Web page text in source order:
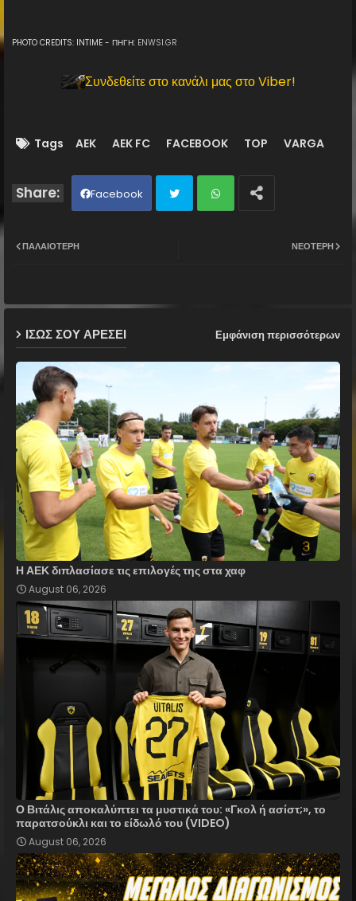
PHOTO CREDITS: INTIME - ΠΗΓΗ: ENWSI.GR
Συνδεθείτε στο κανάλι μας στο Viber!
Tags AEK AEK FC FACEBOOK TOP VARGA
Facebook
p
ΝΕΌΤΕΡΗ
ΠΑΛΑΙΌΤΕΡΗ
ΙΣΩΣ ΣΟΥ ΑΡΕΣΕΙ Εμφάνιση περισσότερων
Η ΑΕΚ διπλασίασε τις επιλογές της στα χαφ
August 06, 2026
Ο Βιτάλις αποκαλύπτει τα μυστικά του: «Γκολ ή ασίστ;», το
παρατσούκλι και το είδωλό του (VIDEO)
August 06, 2026